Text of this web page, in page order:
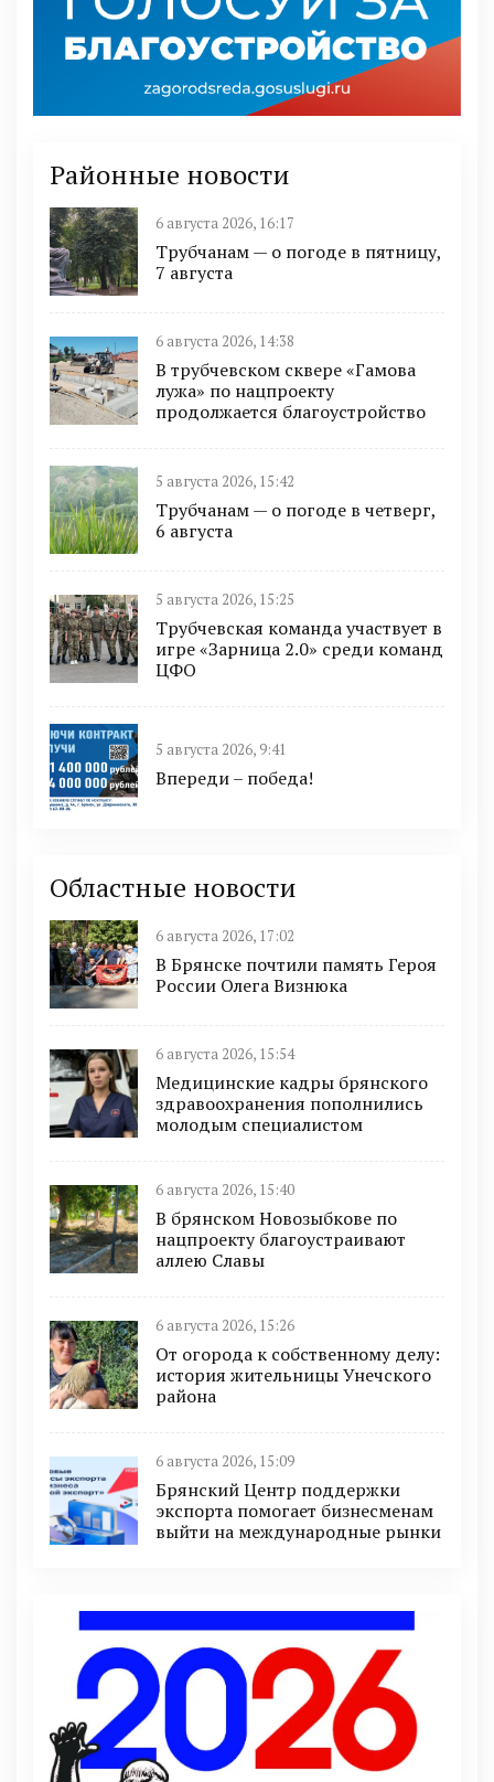
Районные новости
6 августа 2026, 16:17
Трубчанам — о погоде в пятницу,
7 августа
6 августа 2026, 14:38
В трубчевском сквере «Гамова
лужа» по нацпроекту
продолжается благоустройство
5 августа 2026, 15:42
Трубчанам — о погоде в четверг,
6 августа
5 августа 2026, 15:25
Трубчевская команда участвует в
игре «Зарница 2.0» среди команд
ЦФО
5 августа 2026, 9:41
Впереди – победа!
Областные новости
6 августа 2026, 17:02
В Брянске почтили память Героя
России Олега Визнюка
6 августа 2026, 15:54
Медицинские кадры брянского
здравоохранения пополнились
молодым специалистом
6 августа 2026, 15:40
В брянском Новозыбкове по
нацпроекту благоустраивают
аллею Славы
6 августа 2026, 15:26
От огорода к собственному делу:
история жительницы Унечского
района
6 августа 2026, 15:09
Брянский Центр поддержки
экспорта помогает бизнесменам
выйти на международные рынки